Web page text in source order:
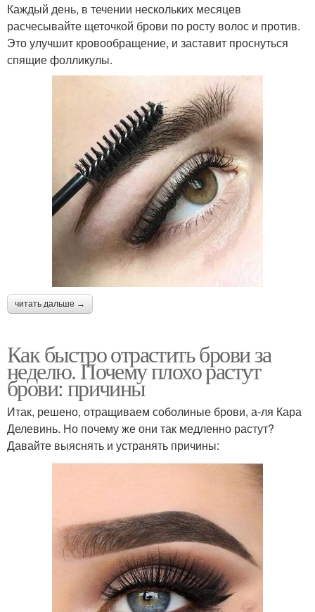
Каждый день, в течении нескольких месяцев
расчесывайте щеточкой брови по росту волос и против.
Это улучшит кровообращение, и заставит проснуться
спящие фолликулы.
читать дальше →
Как быстро отрастить брови за
неделю. Почему плохо растут
брови: причины
Итак, решено, отращиваем соболиные брови, а-ля Кара
Делевинь. Но почему же они так медленно растут?
Давайте выяснять и устранять причины: